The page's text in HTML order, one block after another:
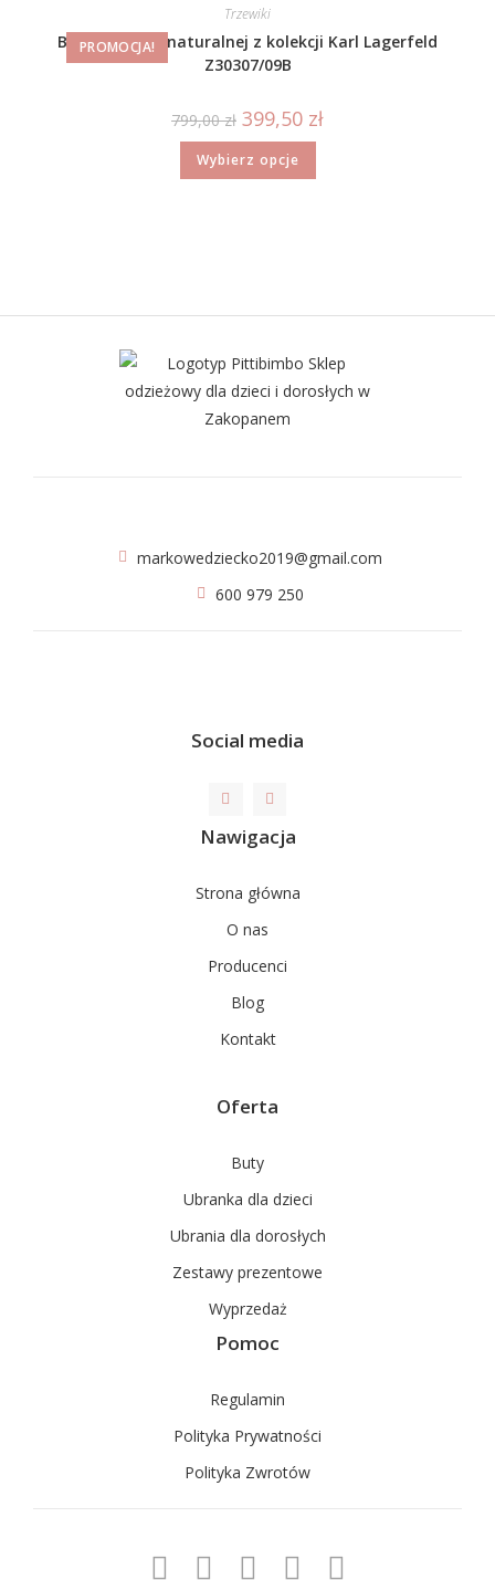
PROMOCJA!
Trzewiki
Buty ze skóry naturalnej z kolekcji Karl Lagerfeld
Z30307/09B
799,00zł 399,50 zł
Wybierz opcje
markowedziecko2019@gmail.com
600 979 250
Social media
Nawigacja
Strona główna
O nas
Producenci
Blog
Kontakt
Oferta
Buty
Ubranka dla dzieci
Ubrania dla dorosłych
Zestawy prezentowe
Wyprzedaż
Pomoc
Regulamin
Polityka Prywatności
Polityka Zwrotów